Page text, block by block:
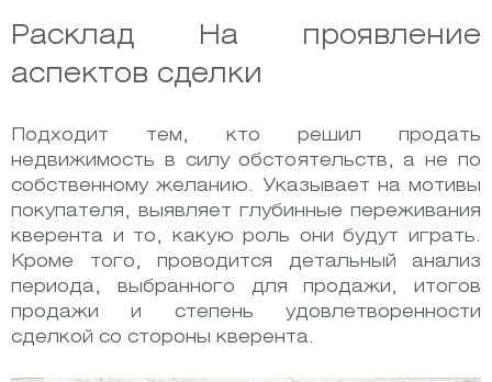
Расклад На проявление
аспектов сделки
Подходит тем, кто решил продать
недвижимость в силу обстоятельств, а не по
собственному желанию. Указывает на мотивы
покупателя, выявляет глубинные переживания
кверента и то, какую роль они будут играть.
Кроме того, проводится детальный анализ
периода, выбранного для продажи, итогов
продажи и степень удовлетворенности
сделкой со стороны кверента.